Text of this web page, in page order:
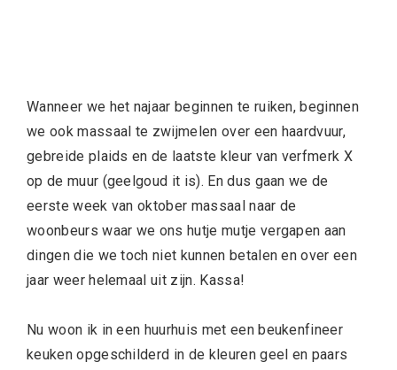
Wanneer we het najaar beginnen te ruiken, beginnen
we ook massaal te zwijmelen over een haardvuur,
gebreide plaids en de laatste kleur van verfmerk X
op de muur (geelgoud it is). En dus gaan we de
eerste week van oktober massaal naar de
woonbeurs waar we ons hutje mutje vergapen aan
dingen die we toch niet kunnen betalen en over een
jaar weer helemaal uit zijn. Kassa!
Nu woon ik in een huurhuis met een beukenfineer
keuken opgeschilderd in de kleuren geel en paars